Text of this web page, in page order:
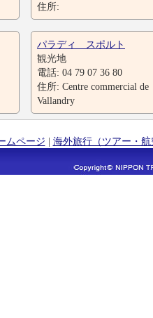
住所:
パラディ スポルト
観光地
電話: 04 79 07 36 80
住所: Centre commercial de
Vallandry
ムページ | 海外旅行（ツアー・航